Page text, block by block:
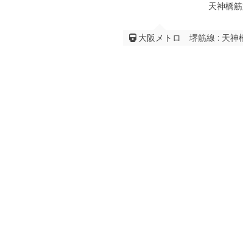
天神橋
大阪メトロ 堺筋線 : 天